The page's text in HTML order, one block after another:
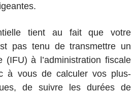
tient au fait que votre
pas tenu de transmettre un
(IFU) à l’administration fiscale
à vous de calculer vos plus-
de suivre les durées de